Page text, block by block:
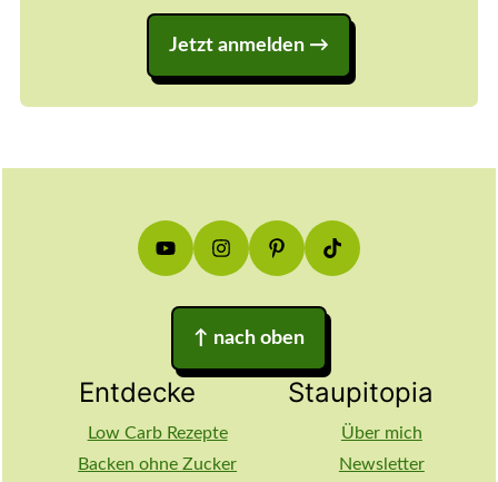
Jetzt anmelden
↑ nach oben
Entdecke
Low Carb Rezepte
Backen ohne Zucker
Staupitopia
Über mich
Newsletter